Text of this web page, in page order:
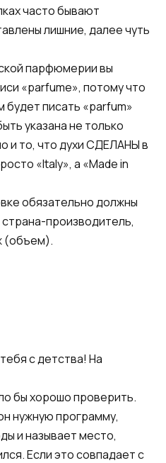
часто бывают
лишние, далее чуть
парфюмерии вы
«parfume», потому что
будет писать «parfum»
указана не только
и то, что духи СДЕЛАНЫ в
«Italy», а «Made in
обязательно должны
производитель,
(объем).
с детства! На
бы хорошо проверить.
нужную программу,
и называет место,
Если это совпадает с